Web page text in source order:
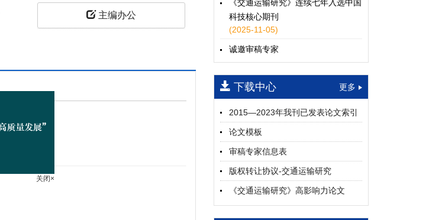
主编办公
《交通运输研究》连续七年入选中国
科技核心期刊
(2025-11-05)
诚邀审稿专家
(2024-04-25)
下载中心 更多
2015—2023年我刊已发表论文索引
论文模板
审稿专家信息表
版权转让协议-交通运输研究
《交通运输研究》高影响力论文
（2012—2022）